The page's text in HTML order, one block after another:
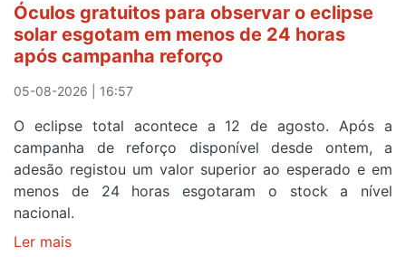
a
meta
em
Sintra
primeira
etapa
da
87ª
Volta
Óculos gratuitos para observar o eclipse
solar esgotam em menos de 24 horas
após campanha reforço
05-08-2026 | 16:57
O eclipse total acontece a 12 de agosto. Após a
campanha de reforço disponível desde ontem, a
adesão registou um valor superior ao esperado e em
menos de 24 horas esgotaram o stock a nível
nacional.
Ler mais